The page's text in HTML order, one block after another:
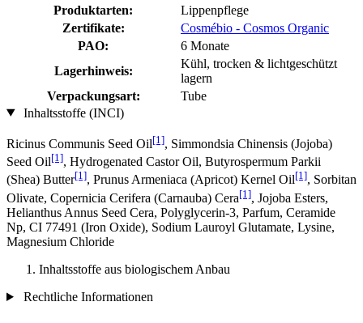
Produktarten:
Lippenpflege
Zertifikate:
Cosmébio - Cosmos Organic
PAO:
6 Monate
Lagerhinweis:
Kühl, trocken & lichtgeschützt
lagern
Verpackungsart:
Tube
Inhaltsstoffe (INCI)
Ricinus Communis Seed Oil[1], Simmondsia Chinensis (Jojoba)
Seed Oil[1], Hydrogenated Castor Oil, Butyrospermum Parkii
(Shea) Butter[1], Prunus Armeniaca (Apricot) Kernel Oil[1], Sorbitan
Olivate, Copernicia Cerifera (Carnauba) Cera[1], Jojoba Esters,
Helianthus Annus Seed Cera, Polyglycerin-3, Parfum, Ceramide
Np, CI 77491 (Iron Oxide), Sodium Lauroyl Glutamate, Lysine,
Magnesium Chloride
Inhaltsstoffe aus biologischem Anbau
Rechtliche Informationen